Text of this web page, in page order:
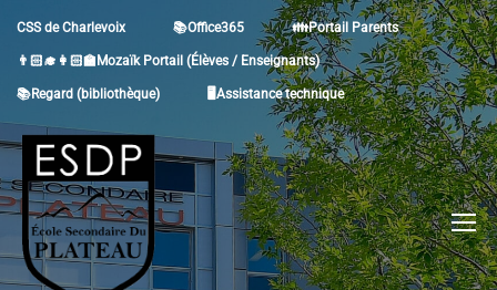
CSS de Charlevoix 📚Office365 👪Portail Parents
👨🏻‍🎓👩🏻‍🏫Mozaïk Portail (Élèves / Enseignants)
📚Regard (bibliothèque) 🖥Assistance technique